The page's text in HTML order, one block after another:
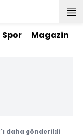
Spor Magazin
daha gönderildi